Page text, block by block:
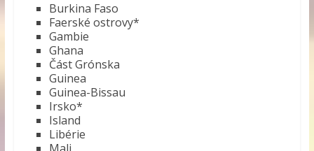
Burkina Faso
Faerské ostrovy*
Gambie
Ghana
Část Grónska
Guinea
Guinea-Bissau
Irsko*
Island
Libérie